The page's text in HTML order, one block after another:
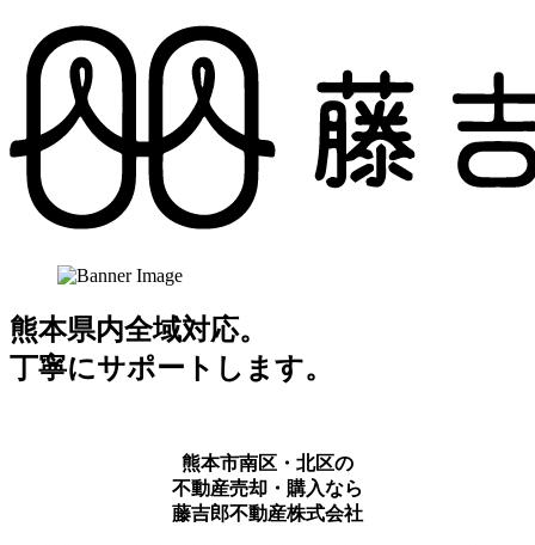
熊本県内全域対応。
丁寧にサポートします。
熊本市南区・北区の
不動産売却・購入なら
藤吉郎不動産株式会社